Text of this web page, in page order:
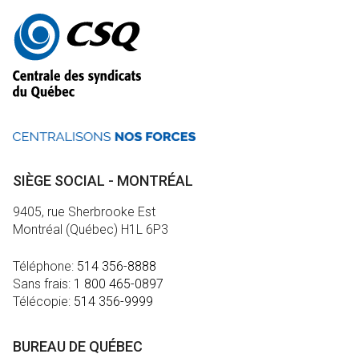
Autres
informations
SIÈGE SOCIAL - MONTRÉAL
9405, rue Sherbrooke Est
Montréal (Québec) H1L 6P3
Téléphone: 514 356-8888
Sans frais: 1 800 465-0897
Télécopie: 514 356-9999
BUREAU DE QUÉBEC